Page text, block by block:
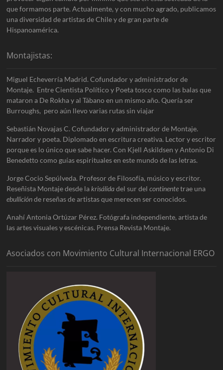
que formamos parte. Actualmente, y con mucho agrado, publicamos
una diversidad de artistas de Chile y de gran parte de
Hispanoamérica.
Montajistas:
Miguel Echeverría Madrid. Cofundador y administrador de
Montaje. Entre Cientista Político y Poeta tosco como las balas que
mataron a De Rokha y al Tábano en un mismo año. Quería ser
Burroughs, pero aún llevo varias rutas sin viajar
Sebastián Novajas C. Cofundador y administrador de Montaje.
Narrador y poeta. Diplomado en escritura creativa. Lector y escritor
porque es lo único que sabe hacer. Con Kjell Askildsen y Antonio Di
Benedetto como guías espirituales en este mundo de las letras.
Jorge Cocio Sepúlveda. Profesor de Filosofía, músico y escritor.
Reseñista Montaje desde lakrisálidadel sur delcontinentetrae una
ebulliciónde reseñas de artistas que merecen ser conocidos.
Anahí Antonia Ortúzar Pérez. Fotógrafa independiente, artista de
las artes visuales y escénicas. Prensa Revista Montaje.
Asociados con Movimiento Cultural Internacional ERGO